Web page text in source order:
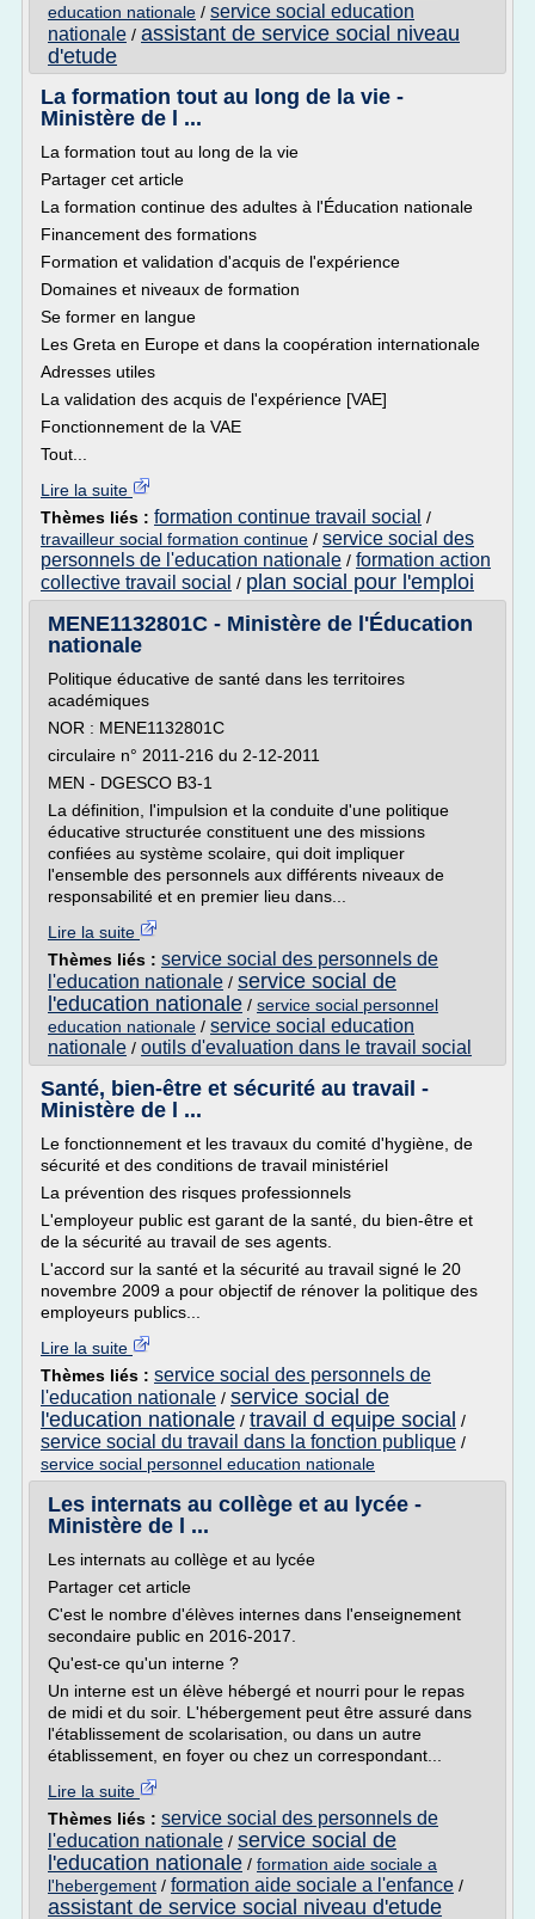
education nationale / service social education
nationale / assistant de service social niveau
d'etude
La formation tout au long de la vie -
Ministère de l ...
La formation tout au long de la vie
Partager cet article
La formation continue des adultes à l'Éducation nationale
Financement des formations
Formation et validation d'acquis de l'expérience
Domaines et niveaux de formation
Se former en langue
Les Greta en Europe et dans la coopération internationale
Adresses utiles
La validation des acquis de l'expérience [VAE]
Fonctionnement de la VAE
Tout...
Lire la suite
Thèmes liés : formation continue travail social /
travailleur social formation continue / service social des
personnels de l'education nationale / formation action
collective travail social / plan social pour l'emploi
MENE1132801C - Ministère de l'Éducation
nationale
Politique éducative de santé dans les territoires
académiques
NOR : MENE1132801C
circulaire n° 2011-216 du 2-12-2011
MEN - DGESCO B3-1
La définition, l'impulsion et la conduite d'une politique
éducative structurée constituent une des missions
confiées au système scolaire, qui doit impliquer
l'ensemble des personnels aux différents niveaux de
responsabilité et en premier lieu dans...
Lire la suite
Thèmes liés : service social des personnels de
l'education nationale / service social de
l'education nationale / service social personnel
education nationale / service social education
nationale / outils d'evaluation dans le travail social
Santé, bien-être et sécurité au travail -
Ministère de l ...
Le fonctionnement et les travaux du comité d'hygiène, de
sécurité et des conditions de travail ministériel
La prévention des risques professionnels
L'employeur public est garant de la santé, du bien-être et
de la sécurité au travail de ses agents.
L'accord sur la santé et la sécurité au travail signé le 20
novembre 2009 a pour objectif de rénover la politique des
employeurs publics...
Lire la suite
Thèmes liés : service social des personnels de
l'education nationale / service social de
l'education nationale / travail d equipe social /
service social du travail dans la fonction publique /
service social personnel education nationale
Les internats au collège et au lycée -
Ministère de l ...
Les internats au collège et au lycée
Partager cet article
C'est le nombre d'élèves internes dans l'enseignement
secondaire public en 2016-2017.
Qu'est-ce qu'un interne ?
Un interne est un élève hébergé et nourri pour le repas
de midi et du soir. L'hébergement peut être assuré dans
l'établissement de scolarisation, ou dans un autre
établissement, en foyer ou chez un correspondant...
Lire la suite
Thèmes liés : service social des personnels de
l'education nationale / service social de
l'education nationale / formation aide sociale a
l'hebergement / formation aide sociale a l'enfance /
assistant de service social niveau d'etude